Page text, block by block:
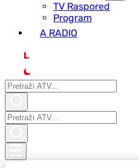
ТV Raspored
Program
A RADIO
L